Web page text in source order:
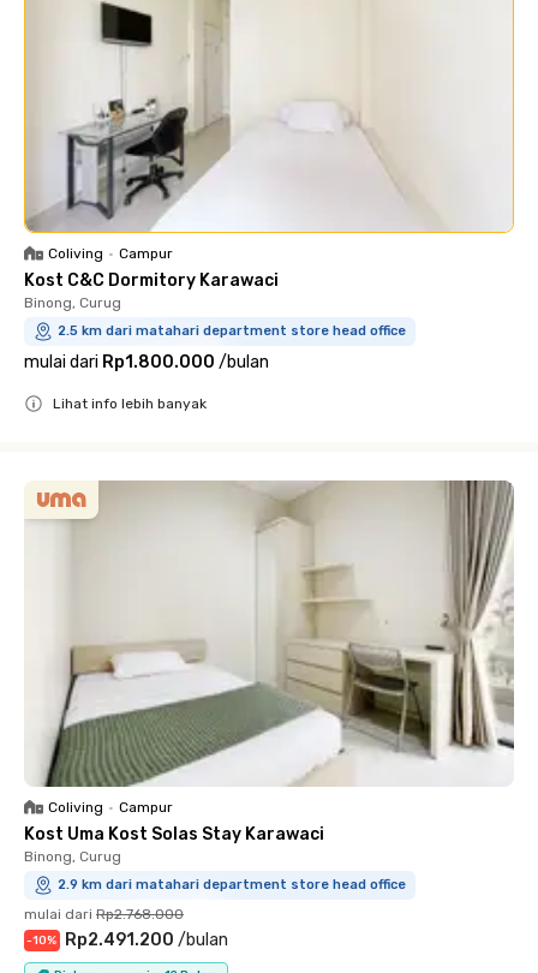
Coliving • Campur
Kost C&C Dormitory Karawaci
Binong, Curug
2.5 km dari matahari department store head office
mulai dari Rp1.800.000 /bulan
Lihat info lebih banyak
Coliving • Campur
Kost Uma Kost Solas Stay Karawaci
Binong, Curug
2.9 km dari matahari department store head office
mulai dari Rp2.768.000
-10% Rp2.491.200 /bulan